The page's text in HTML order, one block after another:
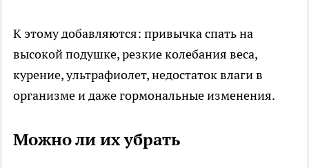
К этому добавляются: привычка спать на
высокой подушке, резкие колебания веса,
курение, ультрафиолет, недостаток влаги в
организме и даже гормональные изменения.
Можно ли их убрать